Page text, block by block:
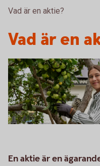
Vad är en aktie?
Vad är en
En aktie är en